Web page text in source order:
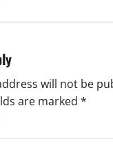
will not be
are marked *